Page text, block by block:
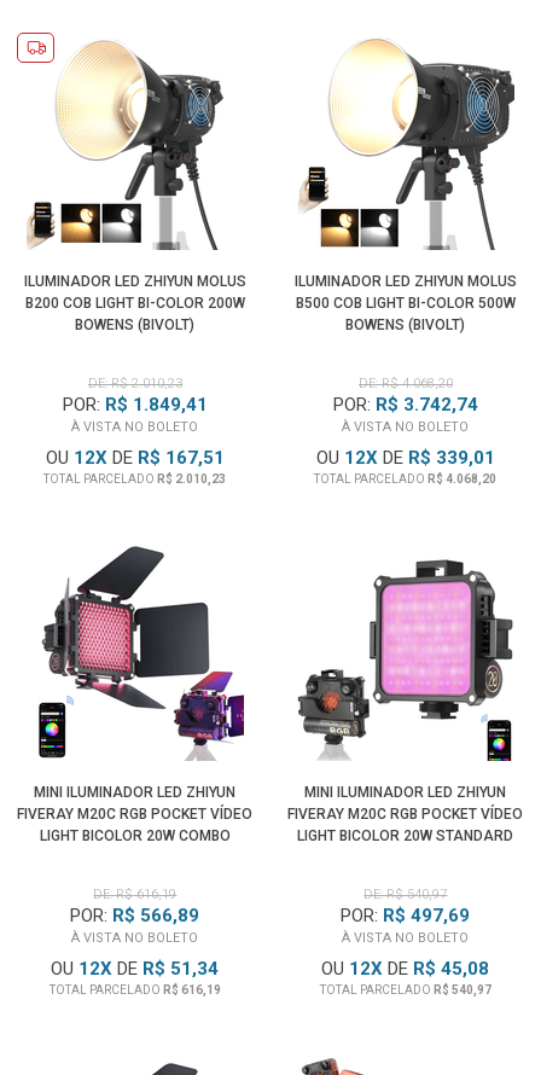
ILUMINADOR LED ZHIYUN MOLUS
B200 COB LIGHT BI-COLOR 200W
BOWENS (BIVOLT)
DE: R$ 2.010,23
POR: R$ 1.849,41
À VISTA NO BOLETO
OU 12XDE R$ 167,51
TOTAL PARCELADO R$ 2.010,23
ILUMINADOR LED ZHIYUN MOLUS
B500 COB LIGHT BI-COLOR 500W
BOWENS (BIVOLT)
DE: R$ 4.068,20
POR: R$ 3.742,74
À VISTA NO BOLETO
OU 12XDE R$ 339,01
TOTAL PARCELADO R$ 4.068,20
MINI ILUMINADOR LED ZHIYUN
FIVERAY M20C RGB POCKET VÍDEO
LIGHT BICOLOR 20W COMBO
DE: R$ 616,19
POR: R$ 566,89
À VISTA NO BOLETO
OU 12X DE R$ 51,34
TOTAL PARCELADO R$ 616,19
MINI ILUMINADOR LED ZHIYUN
FIVERAY M20C RGB POCKET VÍDEO
LIGHT BICOLOR 20W STANDARD
DE: R$ 540,97
POR: R$ 497,69
À VISTA NO BOLETO
OU 12X DE R$ 45,08
TOTAL PARCELADO R$ 540,97